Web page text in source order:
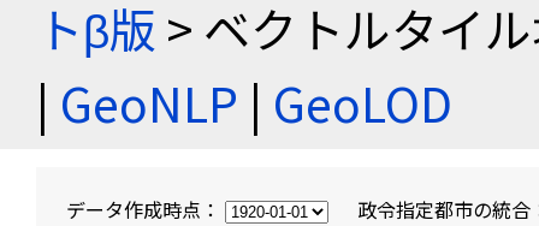
トβ版 > ベクトルタイ
| GeoNLP | GeoLOD
データ作成時点： 政令指定都市の統